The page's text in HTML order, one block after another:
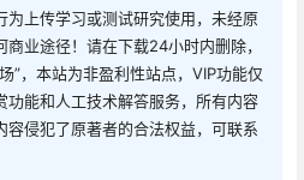
为上传学习或测试研究使用，未经原
业途径！请在下载24小时内删除，
”，本站为非盈利性站点，VIP功能仅
功能和人工技术解答服务，所有内容
容侵犯了原著者的合法权益，可联系